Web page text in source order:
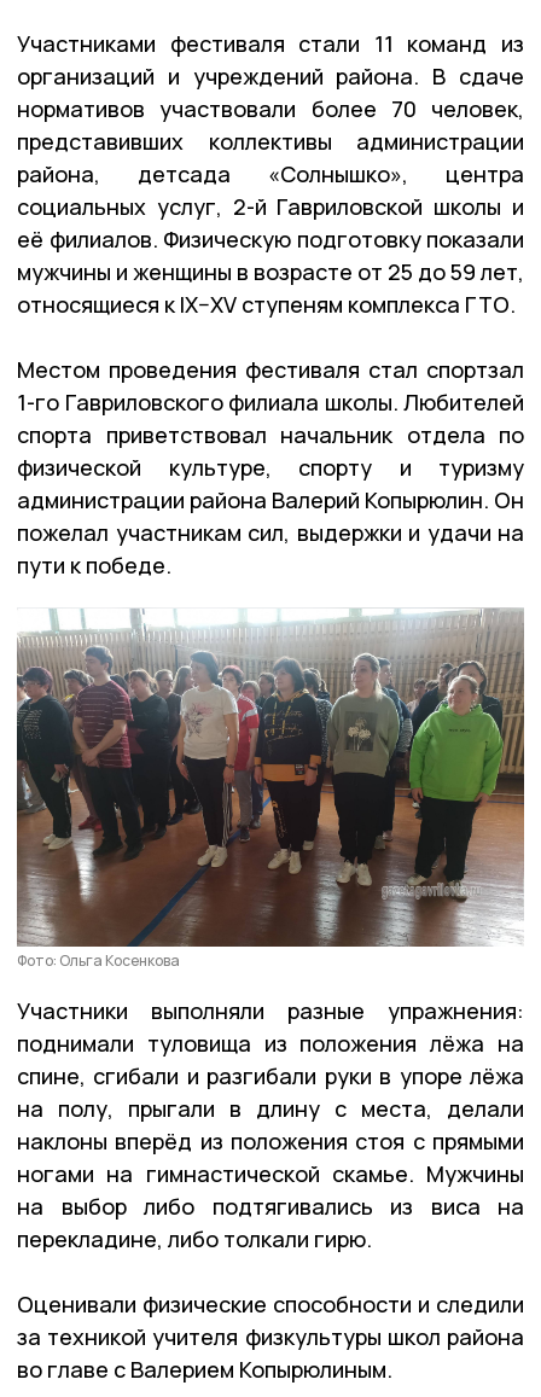
Участниками фестиваля стали 11 команд из
организаций и учреждений района. В сдаче
нормативов участвовали более 70 человек,
представивших коллективы администрации
района, детсада «Солнышко», центра
социальных услуг, 2-й Гавриловской школы и
её филиалов. Физическую подготовку показали
мужчины и женщины в возрасте от 25 до 59 лет,
относящиеся к IX–XV cтупеням комплекса ГТО.
Местом проведения фестиваля стал спортзал
1-го Гавриловского филиала школы. Любителей
спорта приветствовал начальник отдела по
физической культуре, спорту и туризму
администрации района Валерий Копырюлин. Он
пожелал участникам сил, выдержки и удачи на
пути к победе.
Фото: Ольга Косенкова
Участники выполняли разные упражнения:
поднимали туловища из положения лёжа на
спине, сгибали и разгибали руки в упоре лёжа
на полу, прыгали в длину с места, делали
наклоны вперёд из положения стоя с прямыми
ногами на гимнастической скамье. Мужчины
на выбор либо подтягивались из виса на
перекладине, либо толкали гирю.
Оценивали физические способности и следили
за техникой учителя физкультуры школ района
во главе с Валерием Копырюлиным.